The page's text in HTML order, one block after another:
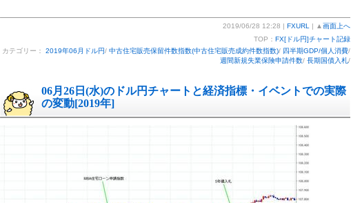
2019/06/28 12:28 | FXURL | ▲ 画面上へ
TOP： FX[ドル円]チャート記録
カテゴリー： 2019年06月ドル円/ 中古住宅販売保留件数指数(中古住宅販売成約件数指数)/ 四半期GDP/個人消費/
週間新規失業保険申請件数/ 長期国債入札/
06月26日(水)のドル円チャートと経済指標・イベントでの実際
の変動[2019年]